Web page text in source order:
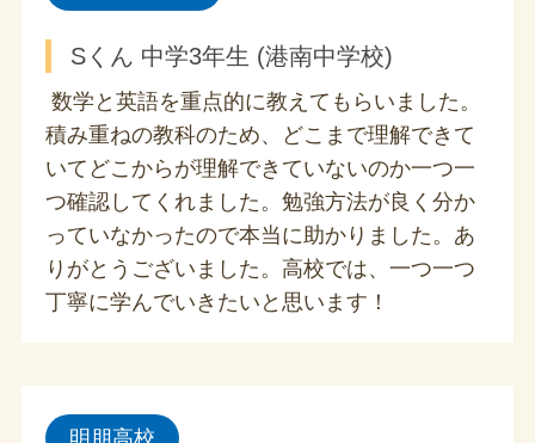
Sくん 中学3年生 (港南中学校)
数学と英語を重点的に教えてもらいました。
積み重ねの教科のため、どこまで理解できて
いてどこからが理解できていないのか一つ一
つ確認してくれました。勉強方法が良く分か
っていなかったので本当に助かりました。あ
りがとうございました。高校では、一つ一つ
丁寧に学んでいきたいと思います！
明朋高校